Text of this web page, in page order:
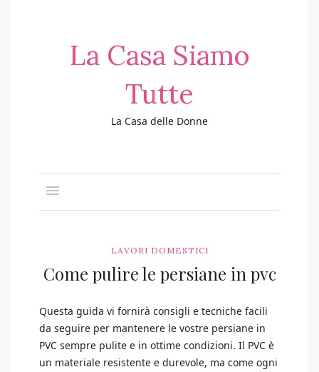
La Casa Siamo
Tutte
La Casa delle Donne
LAVORI DOMESTICI
Come pulire le persiane in pvc
Questa guida vi fornirà consigli e tecniche facili
da seguire per mantenere le vostre persiane in
PVC sempre pulite e in ottime condizioni. Il PVC è
un materiale resistente e durevole, ma come ogni